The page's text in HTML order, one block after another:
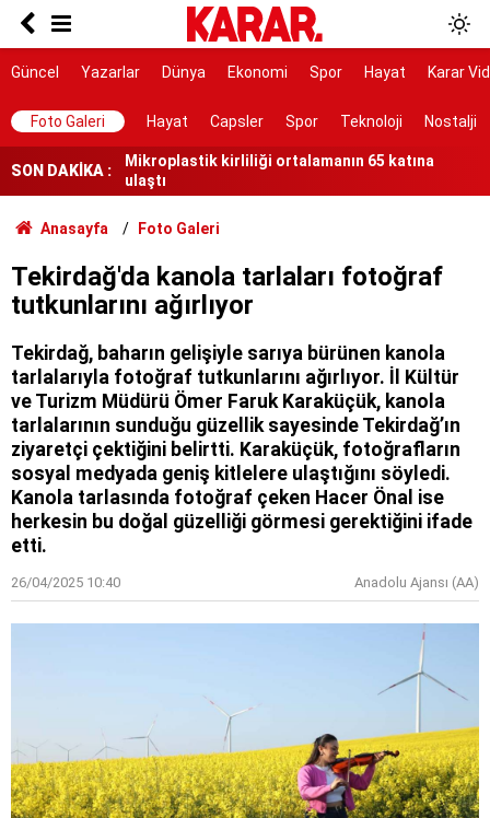
Güncel Yazarlar Dünya Ekonomi Spor Hayat Karar
Foto Galeri Hayat Capsler Spor Teknoloji Nostalji
SON DAKİKA :
30 ilde IŞİD operasyonu: 104 şüpheli yakalandı
Prof. Dr. Osman Bektaş’tan Marmaris depremi
sonrası uyarı
ulaştı
3 tonluk hasat için bismillah denildi!
Güvenlik Görevlisi alınacak: Şartları taşıyanlar
4 mevsim donmuyor, UNESCO listesinde yer
alıyor!
Anasayfa Foto Galeri
Tekirdağ'da kanola tarlaları fotoğraf
tutkunlarını ağırlıyor
Tekirdağ, baharın gelişiyle sarıya bürünen kanola
tarlalarıyla fotoğraf tutkunlarını ağırlıyor. İl Kültür
ve Turizm Müdürü Ömer Faruk Karaküçük, kanola
tarlalarının sunduğu güzellik sayesinde Tekirdağ’ın
ziyaretçi çektiğini belirtti. Karaküçük, fotoğrafların
sosyal medyada geniş kitlelere ulaştığını söyledi.
Kanola tarlasında fotoğraf çeken Hacer Önal ise
herkesin bu doğal güzelliği görmesi gerektiğini ifade
etti.
26/04/2025 10:40 Anadolu Ajansı (AA)